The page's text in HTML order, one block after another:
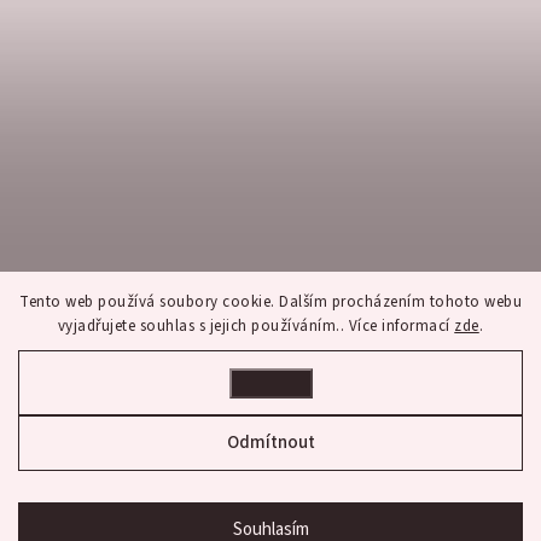
Tento web používá soubory cookie. Dalším procházením tohoto webu
vyjadřujete souhlas s jejich používáním.. Více informací zde.
Odmítnout
Souhlasím
Sledovat na Instagramu
Upravit nastavení cookies